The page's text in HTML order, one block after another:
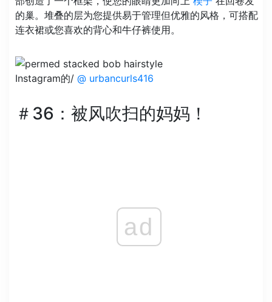
的巢。堆叠的层为您提供易于管理但优雅的风格，可搭配
连衣裙或您喜欢的背心和牛仔裤使用。
Instagram的/ @ urbancurls416
＃36：被风吹扫的妈妈！
ad